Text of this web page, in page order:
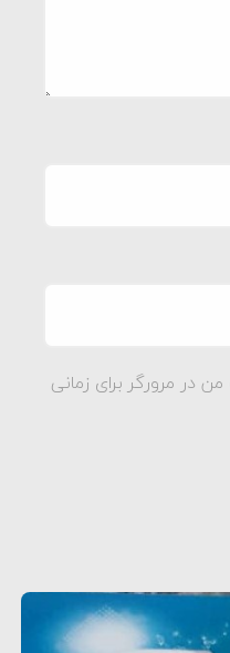
در مرورگر برای زمانی